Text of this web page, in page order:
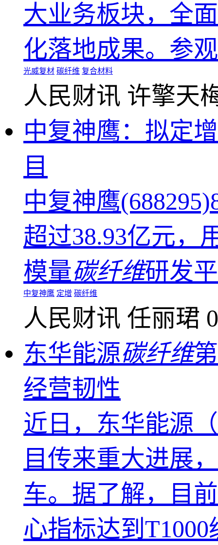
大业务板块，全
化落地成果。参
光威复材 碳纤维 复合材料
人民财讯 许擎天
中复神鹰：拟定
目
中复神鹰
超过38.93亿元，
模量碳纤维研发
中复神鹰 定增 碳纤维
人民财讯 任丽珺
东华能源碳纤维
经营韧性
近日，东华能源
目传来重大进展
车。据了解，目
心指标达到